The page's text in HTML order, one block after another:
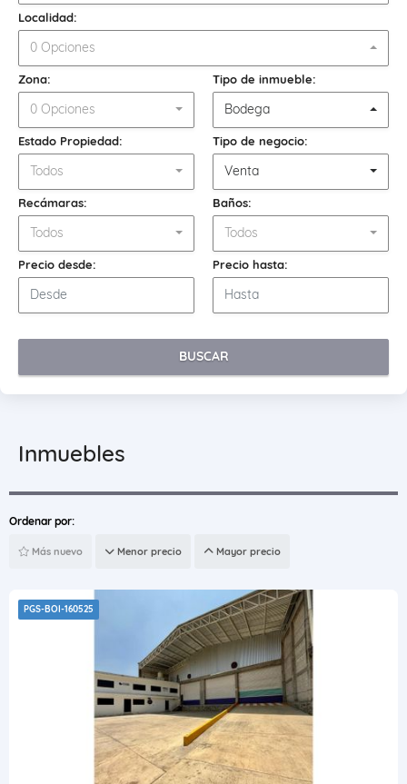
Localidad:
0 Opciones
Zona:
0 Opciones
Tipo de inmueble:
Bodega
Estado Propiedad:
Todos
Tipo de negocio:
Venta
Recámaras:
Todos
Baños:
Todos
Precio desde: Precio hasta:
BUSCAR
Inmuebles
Ordenar por:
Más nuevo Menor precio Mayor precio
PGS-BOI-160525